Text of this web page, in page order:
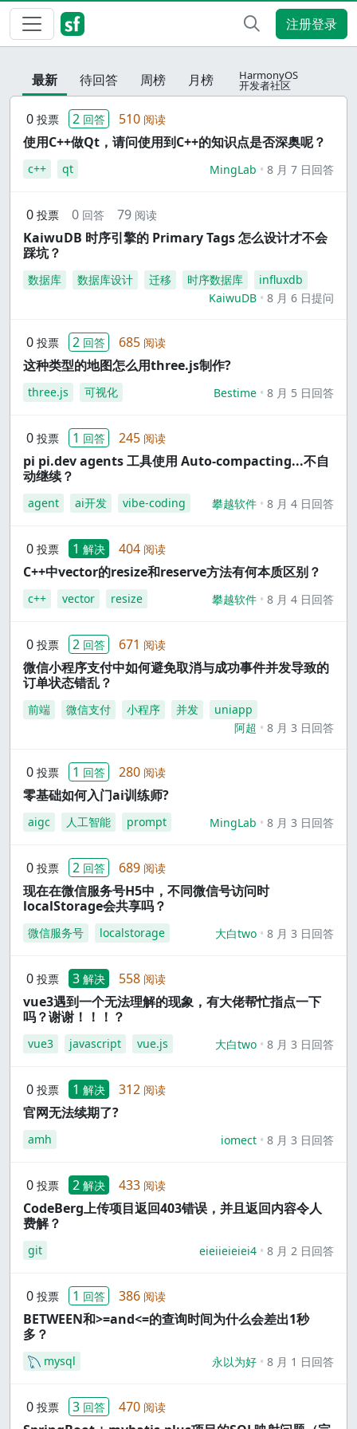
注册登录
最新 待回答 周榜 月榜 HarmonyOS
开发者社区
0 投票 2 回答 510 阅读
使用C++做Qt，请问使用到C++的知识点是否深奥呢？
c++ qt MingLab 8 月 7 日回答
0 投票 0 回答 79 阅读
KaiwuDB 时序引擎的 Primary Tags 怎么设计才不会
踩坑？
数据库 数据库设计 迁移 时序数据库
influxdb
KaiwuDB
8 月 6 日提问
0 投票 2 回答 685 阅读
这种类型的地图怎么用three.js制作?
three.js 可视化 Bestime 8 月 5 日回答
0 投票 1 回答 245 阅读
pi pi.dev agents 工具使用 Auto-compacting...不自
动继续？
agent ai开发 vibe-coding 攀越软件 8 月 4 日回答
0 投票 1 解决 404 阅读
C++中vector的resize和reserve方法有何本质区别？
c++ vector resize 攀越软件 8 月 4 日回答
0 投票 2 回答 671 阅读
微信小程序支付中如何避免取消与成功事件并发导致的
订单状态错乱？
前端 微信支付 小程序 并发
uniapp
阿超
8 月 3 日回答
0 投票 1 回答 280 阅读
零基础如何入门ai训练师?
aigc 人工智能 prompt MingLab 8 月 3 日回答
0 投票 2 回答 689 阅读
现在在微信服务号H5中，不同微信号访问时
localStorage会共享吗？
微信服务号 localstorage 大白two 8 月 3 日回答
0 投票 3 解决 558 阅读
vue3遇到一个无法理解的现象，有大佬帮忙指点一下
吗？谢谢！！！？
vue3 javascript vue.js 大白two 8 月 3 日回答
0 投票 1 解决 312 阅读
官网无法续期了?
amh iomect 8 月 3 日回答
0 投票 2 解决 433 阅读
CodeBerg上传项目返回403错误，并且返回内容令人
费解？
git eieiieieiei4 8 月 2 日回答
0 投票 1 回答 386 阅读
BETWEEN和>=and<=的查询时间为什么会差出1秒
多？
mysql 永以为好 8 月 1 日回答
0 投票 3 回答 470 阅读